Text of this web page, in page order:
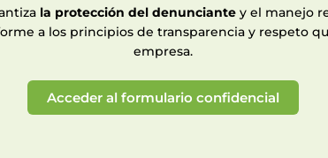
la protección del denunciante y el manejo
a los principios de transparencia y respeto
empresa.
Acceder al formulario confidencial